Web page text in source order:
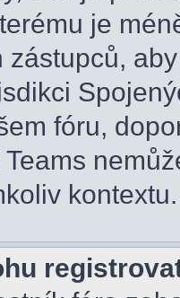
je
zástupců,
fóru,
kontextu.